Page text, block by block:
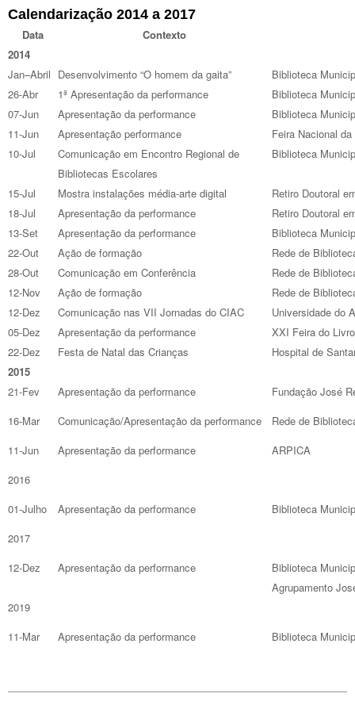
Calendarização 2014 a 2017
Data
Contexto
2014
Jan–Abril Desenvolvimento “O homem da gaita”
Biblioteca
26-Abr
1ª Apresentação da performance
Biblioteca
07-Jun
Apresentação da performance
Biblioteca
11-Jun
Apresentação performance
Feira Nacional
10-Jul
Comunicação em Encontro Regional de
Bibliotecas Escolares
Biblioteca
15-Jul Mostra instalações média-arte digital
Retiro Doutoral
18-Jul
Apresentação da performance
Retiro Doutoral
13-Set
Apresentação da performance
Biblioteca
22-Out
Ação de formação
Rede de
28-Out
Comunicação em Conferência
Rede de
12-Nov
Ação de formação
Rede de
12-Dez
Comunicação nas VII Jornadas do CIAC
Universidade do
05-Dez
Apresentação da performance
XXI Feira do
22-Dez
Festa de Natal das Crianças
Hospital de
2015
21-Fev
Apresentação da performance
Fundação José
16-Mar
Comunicação/Apresentação da performance
Rede de
11-Jun
Apresentação da performance
ARPICA
2016
01-Julho
Apresentação da performance
Biblioteca
2017
12-Dez
Apresentação da performance
Biblioteca
Agrupamento
2019
11-Mar
Apresentação da performance Biblioteca